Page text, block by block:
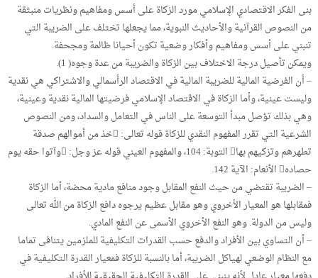
بنى الفكر الاقتصادي الإسلامي مورد الزكاة على أسس ومفاهيم ونظريات منبثقة
من النصوص القرآنية والأحاديث النبوية، مما يجعلها تختلف على الضريبة التي
تنبني على أسس ومفاهيم وأفكار وضعية تكون أحيانا ظالمة ومجحفة.
ويمكن تأصيل درجة الاختلاف بين الزكاة والضريبة من عدة وجوه( 1).
– أن الفرضية المالية للضريبة المالية في الاقتصاد الرأسمالي والاشتراكي هي نقدية
وليست عينية، وأما الزكاة في الاقتصاد الإسلامي فرضيتها المالية نقدية وعينية،
وهي بذلك تؤصل مبدأ التوسعة على الناس في التعامل والسداد، ومن النصوص
الشرعية التي تقرر المفهوم النقدي للزكاة قوله تعالى: خذ من أموالهم صدقة
تطهرهم وتزكيهم بها التوبة: 104، والمفهوم العيني قوله عز وجل: وآتوا حقه يوم
حصاده الأنعام: الآية 142.
– الضريبة تقتضي من حيث النفع المقابل وجود منافع مادية محضة، أما الزكاة
فمقابلها هو المعيار الأخروي وهو مقابل عظيم يرجوه دافع الزكاة من الله تعالى
وليس من الدولة. وهو النفع الأخروي الأسمى عن النفع المادي.
– أن التساوي بين الأفراد والدفع حسب القدرات التكليفية للملزمين يتنافى تماما
مع النظام الوضعي لهياكل الضريبة، أما بالنسبة للزكاة فمعيار القدرة التكليفية في